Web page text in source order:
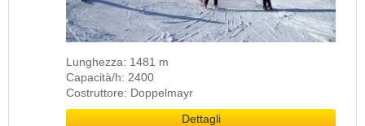
Lunghezza: 1481 m
Capacità/h: 2400
Costruttore: Doppelmayr
Dettagli